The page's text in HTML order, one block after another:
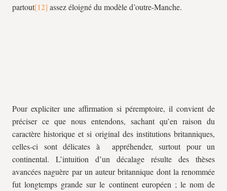
partout
assez éloigné du modèle d’outre-Manche.
Pour expliciter une affirmation si péremptoire, il convient de
préciser ce que nous entendons, sachant qu’en raison du
caractère historique et si original des institutions britanniques,
celles-ci sont délicates à appréhender, surtout pour un
continental. L’intuition d’un décalage résulte des thèses
avancées naguère par un auteur britannique dont la renommée
fut longtemps grande sur le continent européen ; le nom de